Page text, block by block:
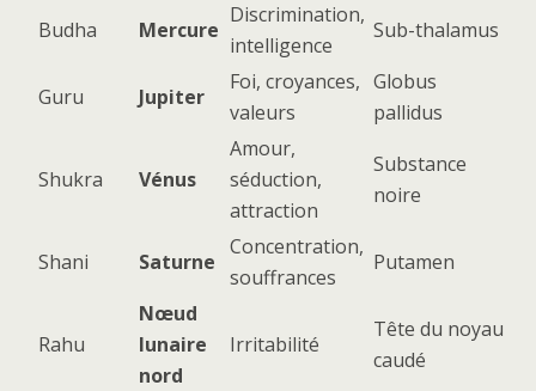
Budha
Mercure
Discrimination,
intelligence
Sub-thalamus
Guru Jupiter
Foi, croyances,
valeurs
Globus
pallidus
Shukra Vénus
Amour,
séduction,
attraction
Substance
noire
Shani Saturne
Concentration,
souffrances
Putamen
Rahu
Nœud
lunaire
nord
Irritabilité
Tête du noyau
caudé